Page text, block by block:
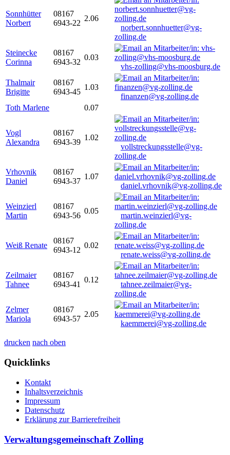
Sonnhütter
Norbert
08167
6943-22
2.06
norbert.sonnhuetter@vg-
zolling.de
Steinecke
Corinna
08167
6943-32
0.03
vhs-zolling@vhs-moosburg.de
Thalmair
Brigitte
08167
6943-45
1.03
finanzen@vg-zolling.de
Toth Marlene
0.07
Vogl
Alexandra
08167
6943-39
1.02
vollstreckungsstelle@vg-
zolling.de
Vrhovnik
Daniel
08167
6943-37
1.07
daniel.vrhovnik@vg-zolling.de
Weinzierl
Martin
08167
6943-56
0.05
martin.weinzierl@vg-
zolling.de
Weiß Renate
08167
6943-12
0.02
renate.weiss@vg-zolling.de
Zeilmaier
Tahnee
08167
6943-41
0.12
tahnee.zeilmaier@vg-
zolling.de
Zelmer
Mariola
08167
6943-57
2.05
kaemmerei@vg-zolling.de
drucken nach oben
Quicklinks
Kontakt
Inhaltsverzeichnis
Impressum
Datenschutz
Erklärung zur Barrierefreiheit
Verwaltungsgemeinschaft Zolling